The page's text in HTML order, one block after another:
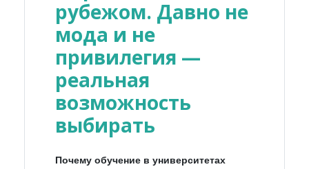
рубежом. Давно не
мода и не
привилегия —
реальная
возможность
выбирать
Почему обучение в университетах